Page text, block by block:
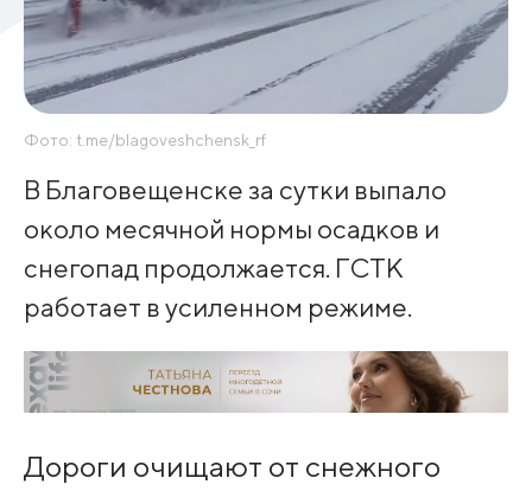
Фото: t.me/blagoveshchensk_rf
В Благовещенске за сутки выпало
около месячной нормы осадков и
снегопад продолжается. ГСТК
работает в усиленном режиме.
Дороги очищают от снежного